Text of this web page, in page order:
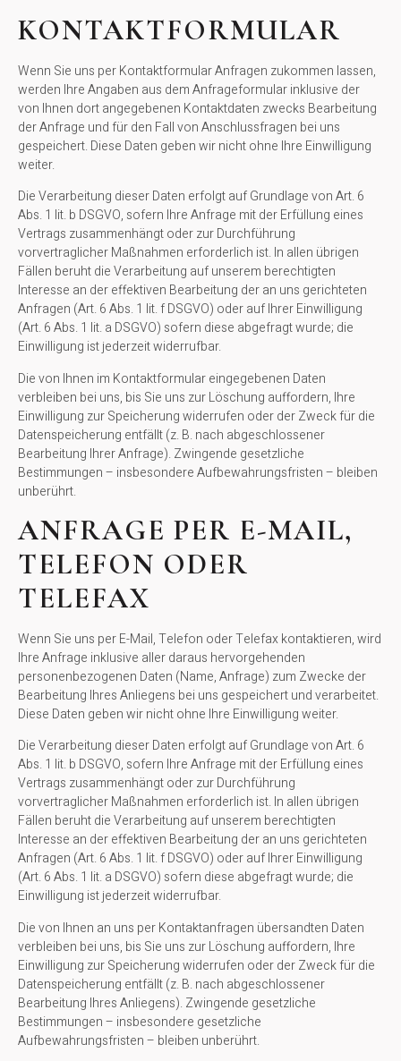
KONTAKTFORMULAR
Wenn Sie uns per Kontaktformular Anfragen zukommen lassen,
werden Ihre Angaben aus dem Anfrageformular inklusive der
von Ihnen dort angegebenen Kontaktdaten zwecks Bearbeitung
der Anfrage und für den Fall von Anschlussfragen bei uns
gespeichert. Diese Daten geben wir nicht ohne Ihre Einwilligung
weiter.
Die Verarbeitung dieser Daten erfolgt auf Grundlage von Art. 6
Abs. 1 lit. b DSGVO, sofern Ihre Anfrage mit der Erfüllung eines
Vertrags zusammenhängt oder zur Durchführung
vorvertraglicher Maßnahmen erforderlich ist. In allen übrigen
Fällen beruht die Verarbeitung auf unserem berechtigten
Interesse an der effektiven Bearbeitung der an uns gerichteten
Anfragen (Art. 6 Abs. 1 lit. f DSGVO) oder auf Ihrer Einwilligung
(Art. 6 Abs. 1 lit. a DSGVO) sofern diese abgefragt wurde; die
Einwilligung ist jederzeit widerrufbar.
Die von Ihnen im Kontaktformular eingegebenen Daten
verbleiben bei uns, bis Sie uns zur Löschung auffordern, Ihre
Einwilligung zur Speicherung widerrufen oder der Zweck für die
Datenspeicherung entfällt (z. B. nach abgeschlossener
Bearbeitung Ihrer Anfrage). Zwingende gesetzliche
Bestimmungen – insbesondere Aufbewahrungsfristen – bleiben
unberührt.
ANFRAGE PER E-MAIL,
TELEFON ODER
TELEFAX
Wenn Sie uns per E-Mail, Telefon oder Telefax kontaktieren, wird
Ihre Anfrage inklusive aller daraus hervorgehenden
personenbezogenen Daten (Name, Anfrage) zum Zwecke der
Bearbeitung Ihres Anliegens bei uns gespeichert und verarbeitet.
Diese Daten geben wir nicht ohne Ihre Einwilligung weiter.
Die Verarbeitung dieser Daten erfolgt auf Grundlage von Art. 6
Abs. 1 lit. b DSGVO, sofern Ihre Anfrage mit der Erfüllung eines
Vertrags zusammenhängt oder zur Durchführung
vorvertraglicher Maßnahmen erforderlich ist. In allen übrigen
Fällen beruht die Verarbeitung auf unserem berechtigten
Interesse an der effektiven Bearbeitung der an uns gerichteten
Anfragen (Art. 6 Abs. 1 lit. f DSGVO) oder auf Ihrer Einwilligung
(Art. 6 Abs. 1 lit. a DSGVO) sofern diese abgefragt wurde; die
Einwilligung ist jederzeit widerrufbar.
Die von Ihnen an uns per Kontaktanfragen übersandten Daten
verbleiben bei uns, bis Sie uns zur Löschung auffordern, Ihre
Einwilligung zur Speicherung widerrufen oder der Zweck für die
Datenspeicherung entfällt (z. B. nach abgeschlossener
Bearbeitung Ihres Anliegens). Zwingende gesetzliche
Bestimmungen – insbesondere gesetzliche
Aufbewahrungsfristen – bleiben unberührt.